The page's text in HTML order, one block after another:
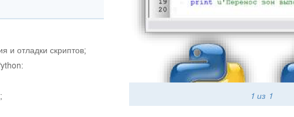
1из 1
и отладки скриптов;